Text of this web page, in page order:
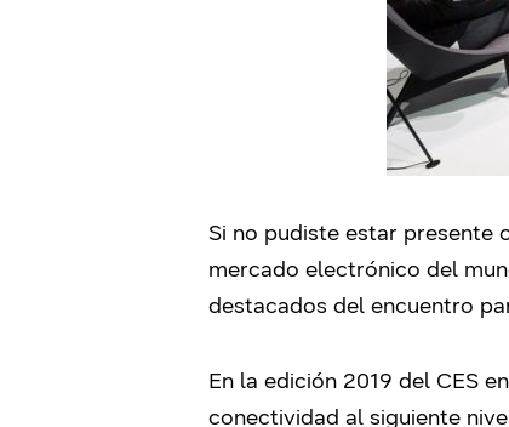
Si no pudiste estar presente
mercado electrónico del
destacados del encuentro
En la edición 2019 del CES
conectividad al siguiente